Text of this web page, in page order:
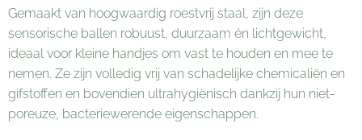
Gemaakt van hoogwaardig roestvrij staal, zijn deze
sensorische ballen robuust, duurzaam én lichtgewicht,
ideaal voor kleine handjes om vast te houden en mee te
nemen. Ze zijn volledig vrij van schadelijke chemicaliën en
gifstoffen en bovendien ultrahygiënisch dankzij hun niet-
poreuze, bacteriewerende eigenschappen.